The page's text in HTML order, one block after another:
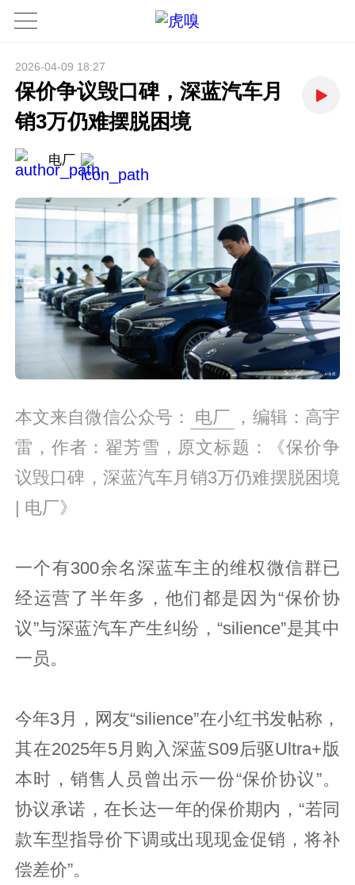
2026-04-09 18:27
保价争议毁口碑，深蓝汽车月
销3万仍难摆脱困境
电厂
本文来自微信公众号： 电厂
，编辑：高宇
雷，作者：翟芳雪，原文标题：《保价争
议毁口碑，深蓝汽车月销3万仍难摆脱困境
| 电厂》
一个有300余名深蓝车主的维权微信群已
经运营了半年多，他们都是因为“保价协
议”与深蓝汽车产生纠纷，“silience”是其中
一员。
今年3月，网友“silience”在小红书发帖称，
其在2025年5月购入深蓝S09后驱Ultra+版
本时，销售人员曾出示一份“保价协议”。
协议承诺，在长达一年的保价期内，“若同
款车型指导价下调或出现现金促销，将补
偿差价”。